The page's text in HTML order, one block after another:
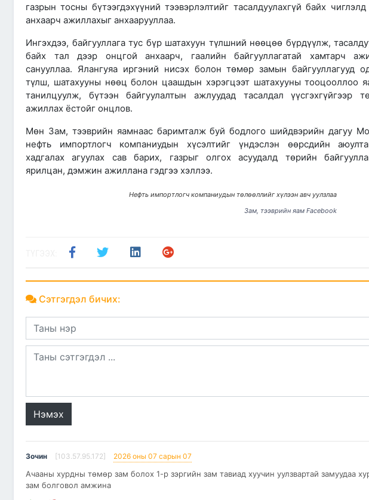
газрын тосны бүтээгдэхүүний тээвэрлэлтийг тасалдуулахгүй байх
анхаарч ажиллахыг анхаарууллаа.
Ингэхдээ, байгууллага тус бүр шатахуун түлшний нөөцөө бүрдүүлж,
байх тал дээр онцгой анхаарч, гаалийн байгууллагатай хамтарч
санууллаа. Ялангуяа иргэний нисэх болон төмөр замын байгууллагууд
түлш, шатахууны нөөц болон цаашдын хэрэгцээт шатахууны тооцооллоо
танилцуулж, бүтээн байгуулалтын ажлуудад тасалдал үүсгэхгүйгээр
ажиллах ёстойг онцлов.
Мөн Зам, тээврийн яамнаас баримталж буй бодлого шийдвэрийн дагуу
нефть импортлогч компаниудын хүсэлтийг үндэслэн өөрсдийн
хадгалах агуулах сав барих, газрыг олгох асуудалд төрийн
ярилцан, дэмжин ажиллана гэдгээ хэллээ.
Нефть импортлогч компаниудын төлөөллийг хүлээн авч уулзлаа
Зам, тээврийн яам Facebook
Сэтгэгдэл бичих:
Нэмэх
Зочин [103.57.95.172] 2026 оны 07 сарын 07
Ачааны хурдны төмөр зам болох 1-р зэргийн зам тавиад хуучин уулзвартай замуудаа
зам болговол амжина